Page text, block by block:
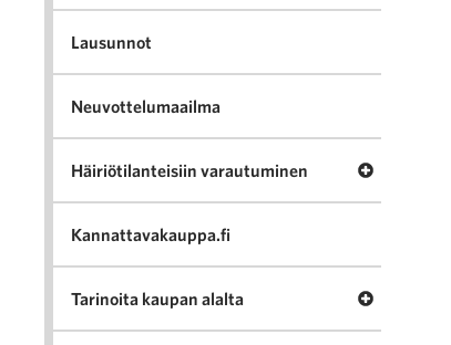
Lausunnot
Neuvottelumaailma
Häiriötilanteisiin varautuminen Avaa
Kannattavakauppa.fi
Tarinoita kaupan alalta Avaa